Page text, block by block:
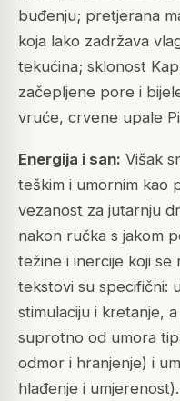
buđenju; pretjerana
koja lako zadržava
tekućina; sklonost
začepljene pore i
vruće, crvene upale
Energija i san: Višak
teškim i umornim kao
vezanost za jutarnju
nakon ručka s jakom
težine i inercije koji se
tekstovi su specifični:
stimulaciju i kretanje,
suprotno od umora
odmor i hranjenje) i
hlađenje i umjerenost).